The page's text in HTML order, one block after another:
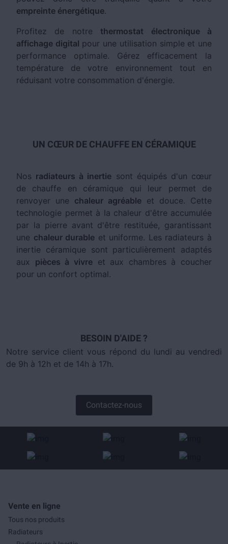
empreinte énergétique.
Profitez de notre thermostat électronique à
affichage digital pour une utilisation simple et une
performance optimale. Gérez efficacement la
température de votre environnement tout en
réduisant votre consommation d'énergie.
UN CŒUR DE CHAUFFE EN CÉRAMIQUE
Nos radiateurs à inertie sont équipés d'un cœur
de chauffe en céramique qui leur permet de
renvoyer une chaleur agréable et douce. Cette
technologie permet à la chaleur d'être accumulée
par la pierre avant d'être restituée, garantissant
une chaleur durable et uniforme. Les radiateurs à
inertie céramique sont particulièrement adaptés
aux pièces à vivreet aux chambres à coucher
pour un confort optimal.
BESOIN D'AIDE ?
Notre service client vous répond du lundi au vendredi
de 9h à 12h et de 14h à 17h.
Contactez-nous
Vente en ligne
Tous nos produits
Radiateurs